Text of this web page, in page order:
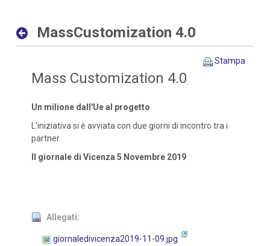
MassCustomization 4.0
Stampa
Mass Customization 4.0
Un milione dall'Ue al progetto
L'iniziativa si è avviata con due giorni di incontro tra i
partner
Il giornale di Vicenza 5 Novembre 2019
Allegati:
giornaledivicenza2019-11-09.jpg